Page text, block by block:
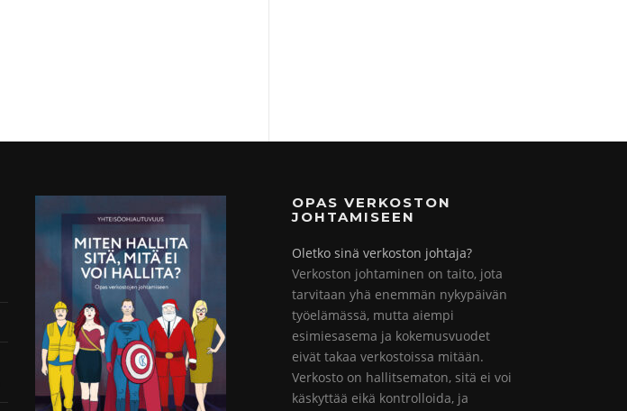
OPAS VERKOSTON
JOHTAMISEEN
Oletko sinä verkoston johtaja?
Verkoston johtaminen on taito, jota
tarvitaan yhä enemmän nykypäivän
työelämässä, mutta aiempi
esimiesasema ja kokemusvuodet
eivät takaa verkostoissa mitään.
Verkosto on hallitsematon, sitä ei voi
käskyttää eikä kontrolloida, ja